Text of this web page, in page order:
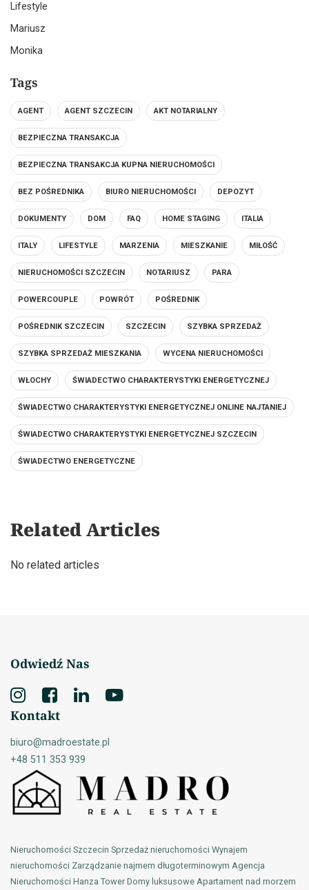
Lifestyle
Mariusz
Monika
Tags
AGENT AGENT SZCZECIN AKT NOTARIALNY
BEZPIECZNA TRANSAKCJA
BEZPIECZNA TRANSAKCJA KUPNA NIERUCHOMOŚCI
BEZ POŚREDNIKA BIURO NIERUCHOMOŚCI DEPOZYT
DOKUMENTY DOM FAQ HOME STAGING ITALIA
ITALY LIFESTYLE MARZENIA MIESZKANIE MIŁOŚĆ
NIERUCHOMOŚCI SZCZECIN NOTARIUSZ PARA
POWERCOUPLE POWRÓT POŚREDNIK
POŚREDNIK SZCZECIN SZCZECIN SZYBKA SPRZEDAŻ
SZYBKA SPRZEDAŻ MIESZKANIA WYCENA NIERUCHOMOŚCI
WŁOCHY ŚWIADECTWO CHARAKTERYSTYKI ENERGETYCZNEJ
ŚWIADECTWO CHARAKTERYSTYKI ENERGETYCZNEJ ONLINE NAJTANIEJ
ŚWIADECTWO CHARAKTERYSTYKI ENERGETYCZNEJ SZCZECIN
ŚWIADECTWO ENERGETYCZNE
Related Articles
No related articles
Odwiedź Nas
Kontakt
biuro@madroestate.pl
+48 511 353 939
Nieruchomości Szczecin Sprzedaż nieruchomości Wynajem
nieruchomości Zarządzanie najmem długoterminowym Agencja
Nieruchomości Hanza Tower Domy luksusowe Apartament nad morzem